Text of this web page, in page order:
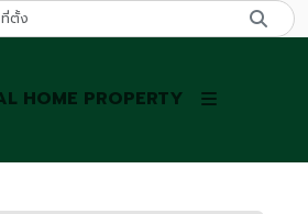
HOME PROPERTY